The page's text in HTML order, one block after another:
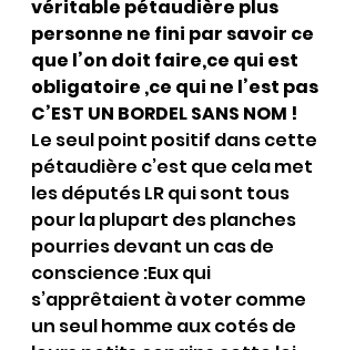
véritable pétaudière plus
personne ne fini par savoir ce
que l’on doit faire,ce qui est
obligatoire ,ce qui ne l’est pas
C’EST UN BORDEL SANS NOM !
Le seul point positif dans cette
pétaudière c’est que cela met
les députés LR qui sont tous
pour la plupart des planches
pourries devant un cas de
conscience :Eux qui
s’apprêtaient à voter comme
un seul homme aux cotés de